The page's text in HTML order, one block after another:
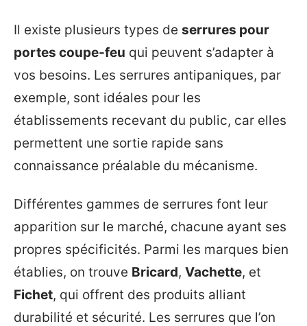
Il existe plusieurs types de serrures pour
portes coupe-feu qui peuvent s’adapter à
vos besoins. Les serrures antipaniques, par
exemple, sont idéales pour les
établissements recevant du public, car elles
permettent une sortie rapide sans
connaissance préalable du mécanisme.
Différentes gammes de serrures font leur
apparition sur le marché, chacune ayant ses
propres spécificités. Parmi les marques bien
établies, on trouve Bricard, Vachette, et
Fichet, qui offrent des produits alliant
durabilité et sécurité. Les serrures que l’on